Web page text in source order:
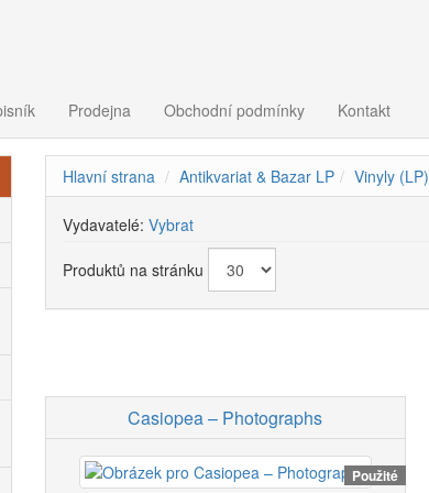
Prodejna Obchodní podmínky Kontakt
Hlavní strana Antikvariat & Bazar LP Vinyly (LP)
Vydavatelé: Vybrat
Produktů na stránku
Casiopea – Photographs
Použité